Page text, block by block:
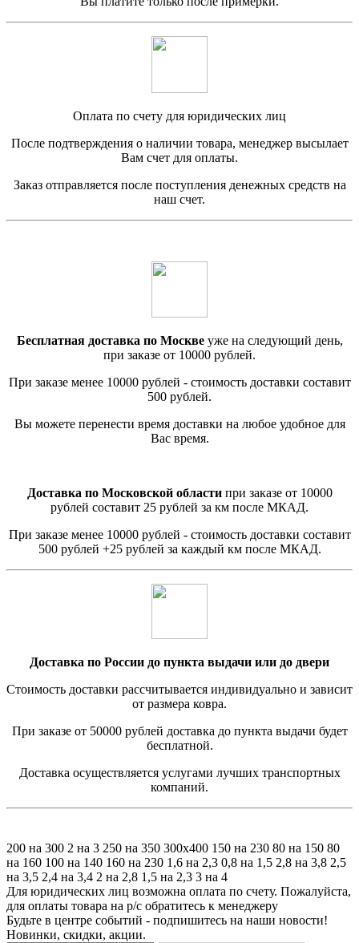
Оплата по счету для юридических лиц
После подтверждения о наличии товара, менеджер высылает
Вам счет для оплаты.
Заказ отправляется после поступления денежных средств на
наш счет.
Бесплатная доставка по Москвеуже на следующий день,
при заказе от 10000 рублей.
При заказе менее 10000 рублей - стоимость доставки составит
500 рублей.
Вы можете перенести время доставки на любое удобное для
Вас время.
Доставка по Московской области при заказе от 10000
рублей составит 25 рублей за км после МКАД.
При заказе менее 10000 рублей - стоимость доставки составит
500 рублей +25 рублей за каждый км после МКАД.
Доставка по России до пункта выдачи или до двери
Стоимость доставки рассчитывается индивидуально и зависит
от размера ковра.
При заказе от 50000 рублей доставка до пункта выдачи будет
бесплатной.
Доставка осуществляется услугами лучших транспортных
компаний.
200 на 300 2 на 3 250 на 350 300х400 150 на 230 80 на 150 80
на 160 100 на 140 160 на 230 1,6 на 2,3 0,8 на 1,5 2,8 на 3,8 2,5
на 3,5 2,4 на 3,4 2 на 2,8 1,5 на 2,3 3 на 4
Для юридических лиц возможна оплата по счету. Пожалуйста,
для оплаты товара на р/с обратитесь к менеджеру
Будьте в центре событий - подпишитесь на наши новости!
Новинки, скидки, акции.